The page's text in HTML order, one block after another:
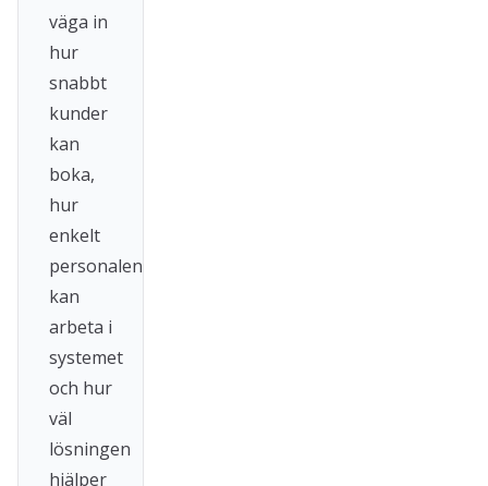
väga in
hur
snabbt
kunder
kan
boka,
hur
enkelt
personalen
kan
arbeta i
systemet
och hur
väl
lösningen
hjälper